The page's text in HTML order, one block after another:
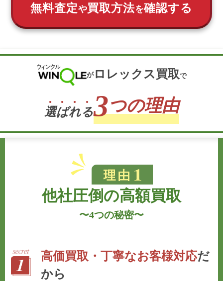
無料査定や買取方法を確認する
がロレックス買取で
選ばれる3つの理由
他社圧倒の高額買取
〜4つの秘密〜
高価買取・丁寧なお客様対応だ
から